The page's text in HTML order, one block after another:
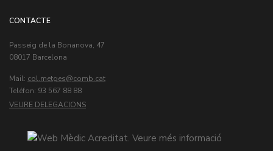
CONTACTE
Passeig de la Bonanova, 47
08017 Barcelona
Mail: col.metges
Teléfon: 93 567 88 88
VEURE DELEGACIONS